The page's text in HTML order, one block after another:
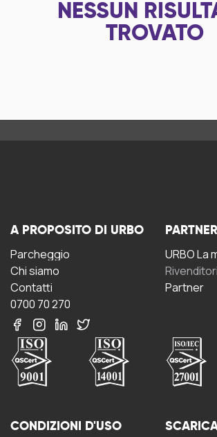
NESSUN
TROVATO
A PROPOSITO DI URBO
Parcheggio
Chi siamo
Contatti
0700 70 270
URBO La
Rivenditori
Partner
CONDIZIONI D'USO